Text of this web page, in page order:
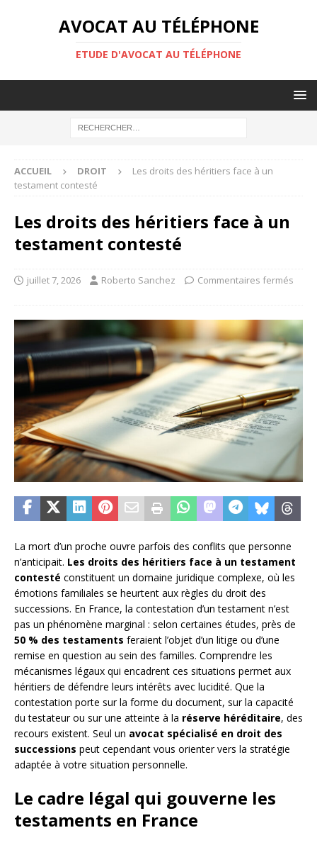
AVOCAT AU TÉLÉPHONE
ETUDE D'AVOCAT AU TÉLÉPHONE
ACCUEIL DROIT
Les droits des héritiers face à un
testament contesté
Les droits des héritiers face à un
testament contesté
juillet 7, 2026 Roberto Sanchez Commentaires fermés
La mort d’un proche ouvre parfois des conflits que personne
n’anticipait. Les droits des héritiers face à un testament
contesté constituent un domaine juridique complexe, où les
émotions familiales se heurtent aux règles du droit des
successions. En France, la contestation d’un testament n’est
pas un phénomène marginal : selon certaines études, près de
50 % des testaments feraient l’objet d’un litige ou d’une
remise en question au sein des familles. Comprendre les
mécanismes légaux qui encadrent ces situations permet aux
héritiers de défendre leurs intérêts avec lucidité. Que la
contestation porte sur la forme du document, sur la capacité
du testateur ou sur une atteinte à la réserve héréditaire, des
recours existent. Seul un avocat spécialisé en droit des
successions peut cependant vous orienter vers la stratégie
adaptée à votre situation personnelle.
Le cadre légal qui gouverne les
testaments en France